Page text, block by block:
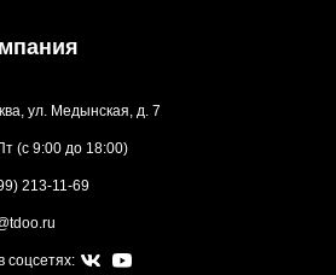
ул. Медынская, д. 7
(с 9:00 до 18:00)
213-11-69
соцсетях: